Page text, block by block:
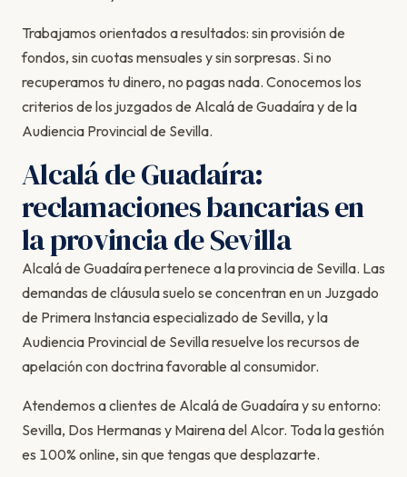
Trabajamos orientados a resultados: sin provisión de
fondos, sin cuotas mensuales y sin sorpresas. Si no
recuperamos tu dinero, no pagas nada. Conocemos los
criterios de los juzgados de Alcalá de Guadaíra y de la
Audiencia Provincial de Sevilla.
Alcalá de Guadaíra:
reclamaciones bancarias en
la provincia de Sevilla
Alcalá de Guadaíra pertenece a la provincia de Sevilla. Las
demandas de cláusula suelo se concentran en un Juzgado
de Primera Instancia especializado de Sevilla, y la
Audiencia Provincial de Sevilla resuelve los recursos de
apelación con doctrina favorable al consumidor.
Atendemos a clientes de Alcalá de Guadaíra y su entorno:
Sevilla, Dos Hermanas y Mairena del Alcor. Toda la gestión
es 100% online, sin que tengas que desplazarte.